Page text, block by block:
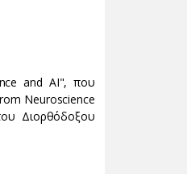
and AI", που
Neuroscience
Διορθόδοξου